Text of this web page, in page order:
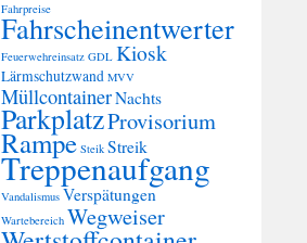
Fahrpreise
Fahrscheinentwerter
Feuerwehreinsatz GDL Kiosk
Lärmschutzwand MVV
MüllcontainerNachts
ParkplatzProvisorium
Rampe Steik Streik
Treppenaufgang
Vandalismus Verspätungen
Wartebereich Wegweiser